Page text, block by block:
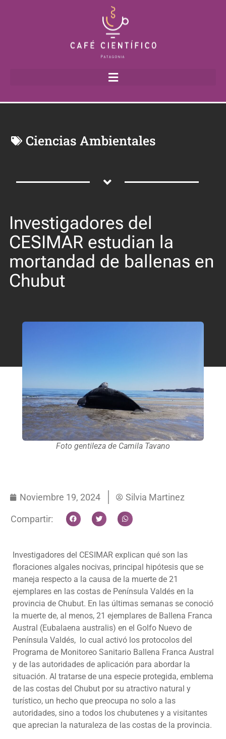
Ciencias Ambientales
Investigadores del
CESIMAR estudian la
mortandad de ballenas en
Chubut
Foto gentileza de Camila Tavano
Noviembre 19, 2024 Silvia Martinez
Compartir:
Investigadores del CESIMAR explican qué son las
floraciones algales nocivas, principal hipótesis que se
maneja respecto a la causa de la muerte de 21
ejemplares en las costas de Península Valdés en la
provincia de Chubut. En las últimas semanas se conoció
la muerte de, al menos, 21 ejemplares de Ballena Franca
Austral (Eubalaena australis) en el Golfo Nuevo de
Península Valdés, lo cual activó los protocolos del
Programa de Monitoreo Sanitario Ballena Franca Austral
y de las autoridades de aplicación para abordar la
situación. Al tratarse de una especie protegida, emblema
de las costas del Chubut por su atractivo natural y
turístico, un hecho que preocupa no solo a las
autoridades, sino a todos los chubutenes y a visitantes
que aprecian la naturaleza de las costas de la provincia.